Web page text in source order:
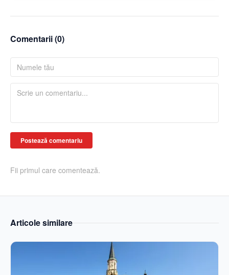
Comentarii (0)
Postează comentariu
Fii primul care comentează.
Articole similare